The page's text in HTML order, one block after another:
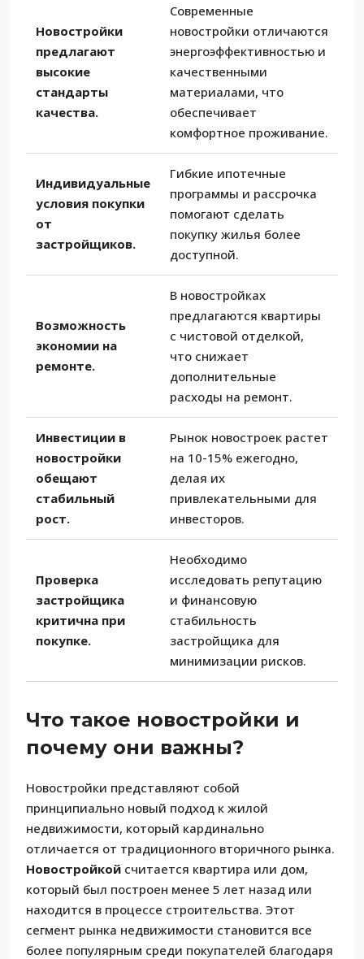
Новостройки
предлагают
высокие
стандарты
качества.
Современные
новостройки отличаются
энергоэффективностью и
качественными
материалами, что
обеспечивает
комфортное проживание.
Индивидуальные
условия покупки
от
застройщиков.
Гибкие ипотечные
программы и рассрочка
помогают сделать
покупку жилья более
доступной.
Возможность
экономии на
ремонте.
В новостройках
предлагаются квартиры
с чистовой отделкой,
что снижает
дополнительные
расходы на ремонт.
Инвестиции в
новостройки
обещают
стабильный
рост.
Рынок новостроек растет
на 10-15% ежегодно,
делая их
привлекательными для
инвесторов.
Проверка
застройщика
критична при
покупке.
Необходимо
исследовать репутацию
и финансовую
стабильность
застройщика для
минимизации рисков.
Что такое новостройки и
почему они важны?
Новостройки представляют собой
принципиально новый подход к жилой
недвижимости, который кардинально
отличается от традиционного вторичного рынка.
Новостройкой считается квартира или дом,
который был построен менее 5 лет назад или
находится в процессе строительства. Этот
сегмент рынка недвижимости становится все
более популярным среди покупателей благодаря